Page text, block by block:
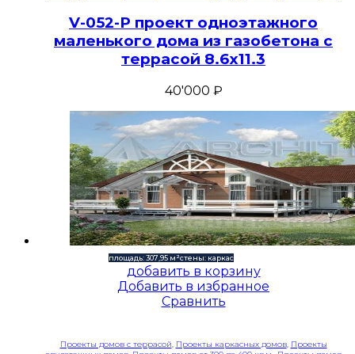
V-052-P проект одноэтажного
маленького дома из газобетона с
террасой 8.6х11.3
40'000 ₽
площадь: 307,95 м²стены: каркас
добавить в корзину
Добавить в избранное
Сравнить
Проекты домов с террасой Проекты каркасных домов, Проекты